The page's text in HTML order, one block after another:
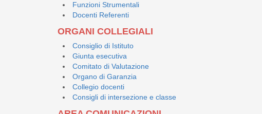
Funzioni Strumentali
Docenti Referenti
ORGANI COLLEGIALI
Consiglio di Istituto
Giunta esecutiva
Comitato di Valutazione
Organo di Garanzia
Collegio docenti
Consigli di intersezione e classe